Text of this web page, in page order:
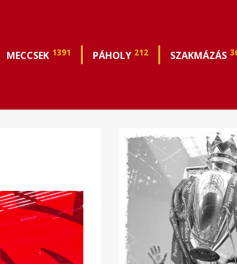
MECCSEK 1391 PÁHOLY 212 SZAKMÁZÁS